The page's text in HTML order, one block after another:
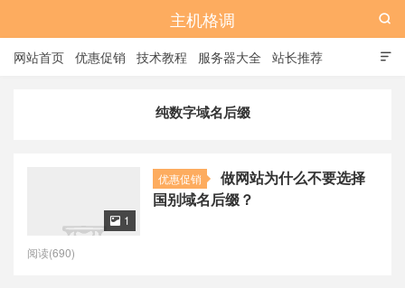
主机格调

网站首页 优惠促销 技术教程 服务器大全 站长推荐

纯数字域名后缀
优惠促销
做网站为什么不要选择
国别域名后缀？
 1
阅读(690)